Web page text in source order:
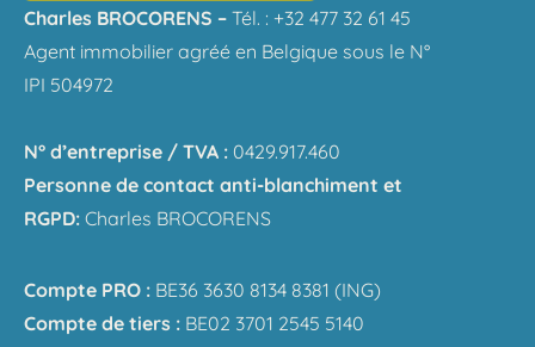
Charles BROCORENS – Tél. : +32 477 32 61 45
Agent immobilier agréé en Belgique sous le N°
IPI 504972
N° d’entreprise / TVA : 0429.917.460
Personne de contact anti-blanchiment et
RGPD: Charles BROCORENS
Compte PRO : BE36 3630 8134 8381 (ING)
Compte de tiers : BE02 3701 2545 5140